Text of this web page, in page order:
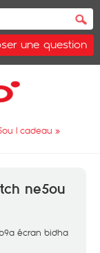
une question
l cadeau »
ne5ou
écran bidha